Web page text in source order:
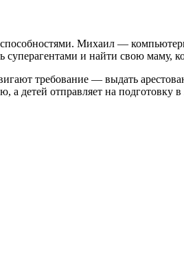
Михаил —
и найти свою маму,
требование — выдать
детей отправляет на подготовку